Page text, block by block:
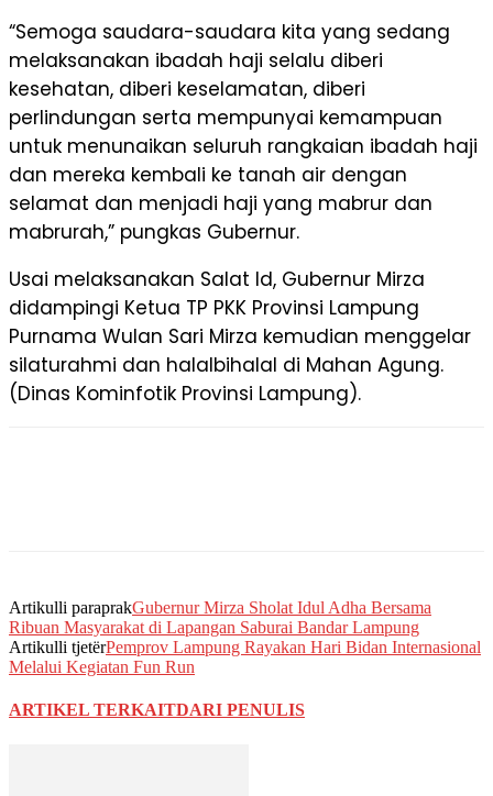
“Semoga saudara-saudara kita yang sedang
melaksanakan ibadah haji selalu diberi
kesehatan, diberi keselamatan, diberi
perlindungan serta mempunyai kemampuan
untuk menunaikan seluruh rangkaian ibadah haji
dan mereka kembali ke tanah air dengan
selamat dan menjadi haji yang mabrur dan
mabrurah,” pungkas Gubernur.
Usai melaksanakan Salat Id, Gubernur Mirza
didampingi Ketua TP PKK Provinsi Lampung
Purnama Wulan Sari Mirza kemudian menggelar
silaturahmi dan halalbihalal di Mahan Agung.
(Dinas Kominfotik Provinsi Lampung).
Artikulli paraprakGubernur Mirza Sholat Idul Adha Bersama
Ribuan Masyarakat di Lapangan Saburai Bandar Lampung
Artikulli tjetërPemprov Lampung Rayakan Hari Bidan Internasional
Melalui Kegiatan Fun Run
ARTIKEL TERKAITDARI PENULIS